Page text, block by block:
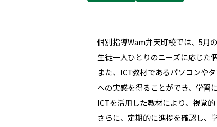
個別指導Wam弁天町校では、5月
生徒一人ひとりのニーズに応じた
また、ICT教材であるパソコンや
への実感を得ることができ、学習
ICTを活用した教材により、視覚
さらに、定期的に進捗を確認し、